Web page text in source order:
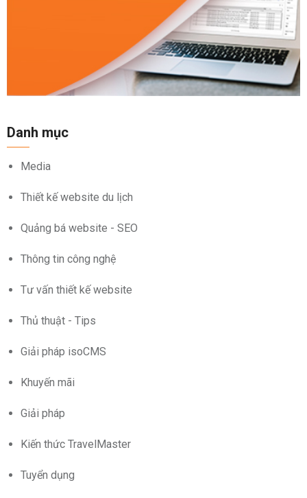
Danh mục
Media
Thiết kế website du lịch
Quảng bá website - SEO
Thông tin công nghệ
Tư vấn thiết kế website
Thủ thuật - Tips
Giải pháp isoCMS
Khuyến mãi
Giải pháp
Kiến thức TravelMaster
Tuyển dụng